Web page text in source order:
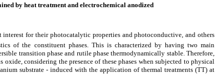
by heat treatment and electrochemical anodized
interest for their photocatalytic properties and photoconductive, and others
of the constituent phases. This is characterized by having two main
transition phase and rutile phase thermodynamically stable. Therefore,
considering the presence of these phases when subjected to physical
substrate - induced with the application of thermal treatments (TT) at